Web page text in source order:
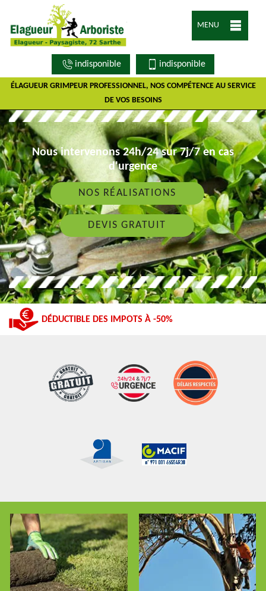
ÉLAGUEUR GRIMPEUR PROFESSIONNEL, NOS COMPÉTENCE AU SERVICE
DE VOS BESOINS
MENU
indisponible indisponible
Nous intervenons 24h/24 sur 7j/7 en cas
d'urgence
NOS RÉALISATIONS
DEVIS GRATUIT
DÉDUCTIBLE DES IMPOTS À -50%